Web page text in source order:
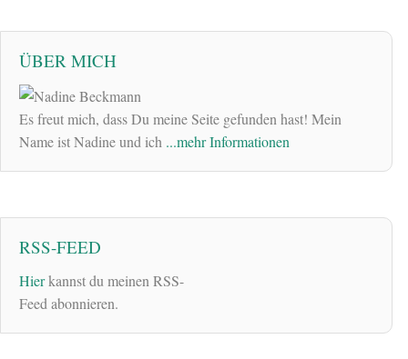
ÜBER MICH
Es freut mich, dass Du meine Seite gefunden hast! Mein
Name ist Nadine und ich ...mehr Informationen
RSS-FEED
Hierkannst du meinen RSS-
Feed abonnieren.